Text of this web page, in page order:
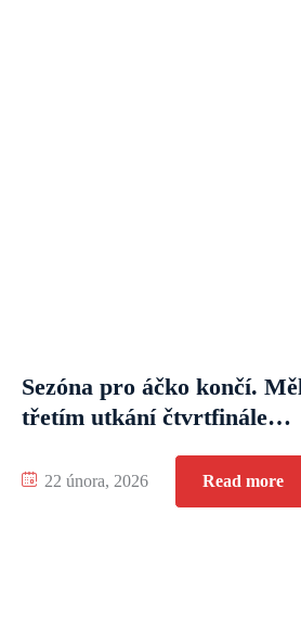
Sezóna pro áčko končí.
třetím utkání čtvrtfinále…
22 února, 2026 Read more